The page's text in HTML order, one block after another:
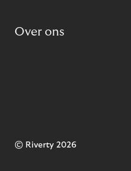
Over ons
© Riverty 2026